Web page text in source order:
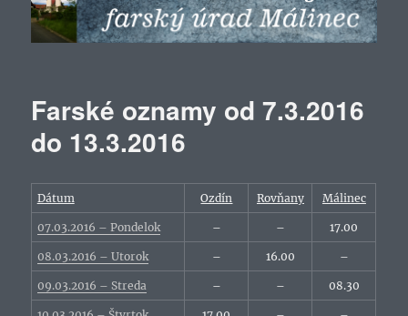
Farské oznamy od 7.3.2016
do 13.3.2016
Dátum Ozdín Rovňany Málinec
07.03.2016 – Pondelok – – 17.00
08.03.2016 – Utorok – 16.00 –
09.03.2016 – Streda – – 08.30